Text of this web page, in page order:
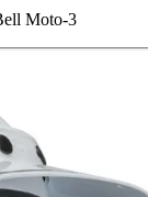
Moto-3